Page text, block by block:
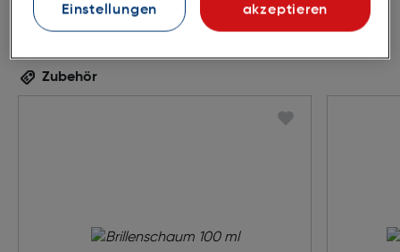
Zubehör
Einstellungen
akzeptieren